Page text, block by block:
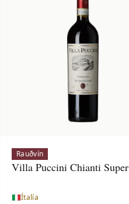
Rauðvín
Villa Puccini Chianti
Ítalía